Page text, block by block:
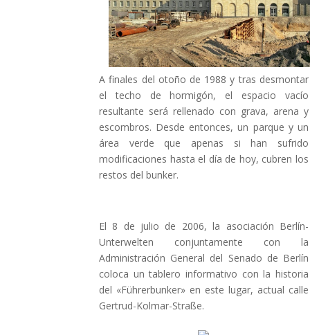
A finales del otoño de 1988 y tras desmontar
el techo de hormigón, el espacio vacío
resultante será rellenado con grava, arena y
escombros. Desde entonces, un parque y un
área verde que apenas si han sufrido
modificaciones hasta el día de hoy, cubren los
restos del bunker.
El 8 de julio de 2006, la asociación Berlín-
Unterwelten conjuntamente con la
Administración General del Senado de Berlín
coloca un tablero informativo con la historia
del «Führerbunker» en este lugar, actual calle
Gertrud-Kolmar-Straße.